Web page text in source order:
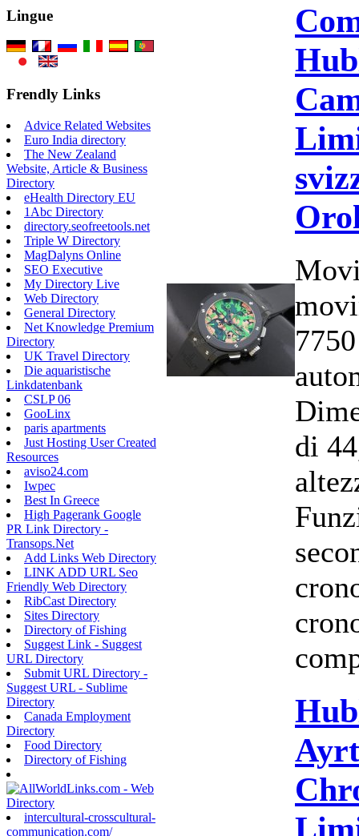
Lingue
Frendly Links
Advice Related Websites
Euro India directory
The New Zealand
Website, Article & Business
Directory
eHealth Directory EU
1Abc Directory
directory.seofreetools.net
Triple W Directory
MagDalyns Online
SEO Executive
My Directory Live
Web Directory
General Directory
Net Knowledge Premium
Directory
UK Travel Directory
Die aquaristische
Linkdatenbank
CSLP 06
GooLinx
paris apartments
Just Hosting User Created
Resources
aviso24.com
Iwpec
Best In Greece
High Pagerank Google
PR Link Directory -
Transops.Net
Add Links Web Directory
LINK ADD URL Seo
Friendly Web Directory
RibCast Directory
Sites Directory
Directory of Fishing
Suggest Link - Suggest
URL Directory
Submit URL Directory -
Suggest URL - Sublime
Directory
Canada Employment
Directory
Food Directory
Directory of Fishing
intercultural-crosscultural-
communication.com/
di